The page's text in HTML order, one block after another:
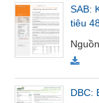
SAB:
tiêu
Nguồn
DBC:
Tất cả Cổ
Lãnh
đạo
Tất cả